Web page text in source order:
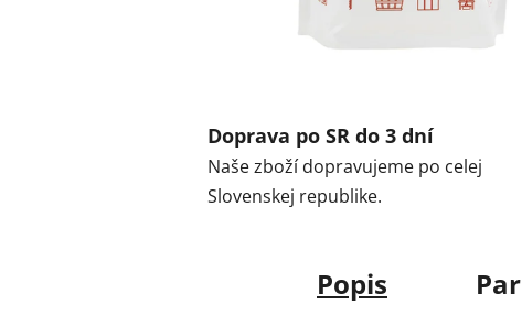
Doprava po SR do 3 dní
Naše zboží dopravujeme po celej
Slovenskej republike.
Popis